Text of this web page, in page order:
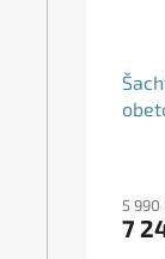
5 990
7